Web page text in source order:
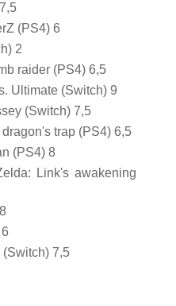
(PS4) 6
2
raider (PS4) 6,5
Ultimate (Switch) 9
(Switch) 7,5
trap (PS4) 6,5
(PS4) 8
Link's awakening
7,5